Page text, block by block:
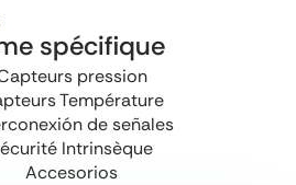
spécifique
pression
Température
de señales
Intrinsèque
Accesorios